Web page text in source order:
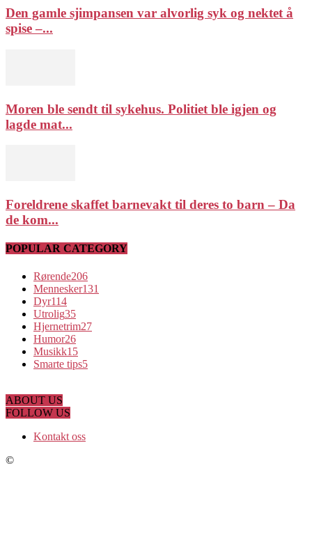
Den gamle sjimpansen var alvorlig syk og nektet å
spise –...
Moren ble sendt til sykehus. Politiet ble igjen og
lagde mat...
Foreldrene skaffet barnevakt til deres to barn – Da
de kom...
POPULAR CATEGORY
Rørende206
Mennesker131
Dyr114
Utrolig35
Hjernetrim27
Humor26
Musikk15
Smarte tips5
ABOUT US
FOLLOW US
Kontakt oss
©